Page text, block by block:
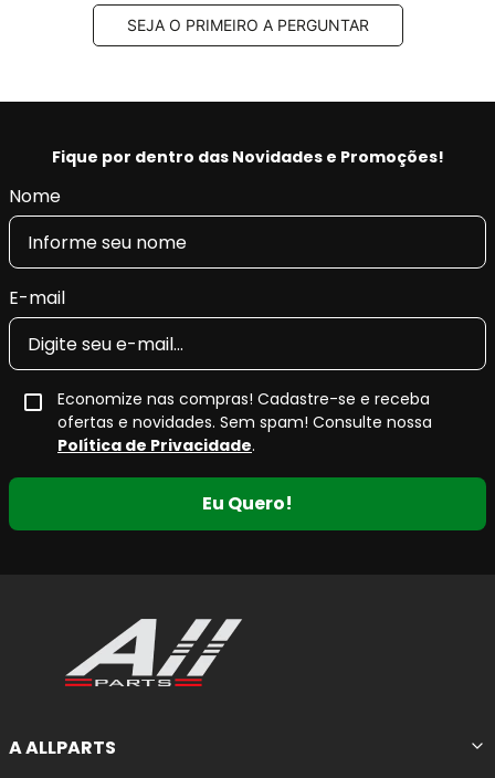
SEJA O PRIMEIRO A PERGUNTAR
Fique por dentro das Novidades e Promoções!
Nome
E-mail
Economize nas compras! Cadastre-se e receba
ofertas e novidades. Sem spam! Consulte nossa
Política de Privacidade.
Eu Quero!
A ALLPARTS